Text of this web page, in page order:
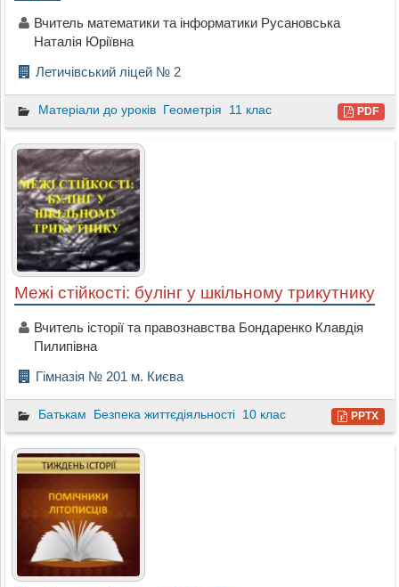
Вчитель математики та інформатики Русановська
Наталія Юріївна
Летичівський ліцей № 2
Матеріали до уроків Геометрія 11 клас PDF
Межі стійкості: булінг у шкільному трикутнику
Вчитель історії та правознавства Бондаренко Клавдія
Пилипівна
Гімназія № 201 м. Києва
Батькам Безпека життєдіяльності 10 клас PPTX